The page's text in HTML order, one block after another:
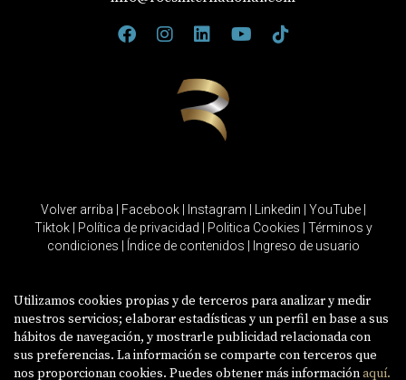
Volver arriba Facebook| Instagram Linkedin YouTube|
Tiktok| Política de privacidad Politica Cookies
Términos y
condiciones
Índice de contenidos Ingreso de usuario
Utilizamos cookies propias y de terceros para analizar y medir
nuestros servicios; elaborar estadísticas y un perfil en base a sus
hábitos de navegación, y mostrarle publicidad relacionada con
sus preferencias. La información se comparte con terceros que
nos proporcionan cookies. Puedes obtener más informaciónaquí.